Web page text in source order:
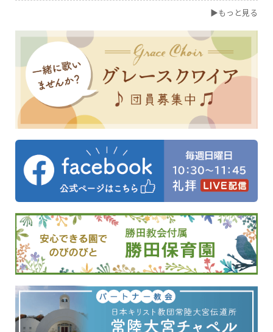
▶もっと見る